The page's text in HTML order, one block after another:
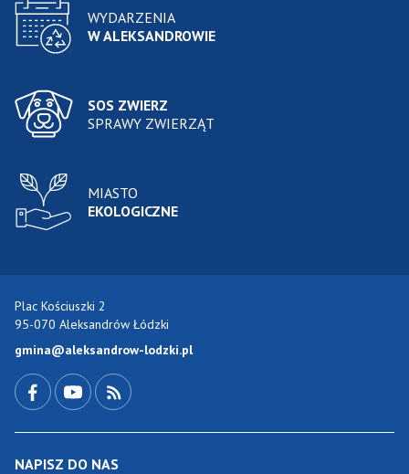
WYDARZENIA
W ALEKSANDROWIE
SOS ZWIERZ
SPRAWY ZWIERZĄT
MIASTO
EKOLOGICZNE
Plac Kościuszki 2
95-070 Aleksandrów Łódzki
gmina@aleksandrow-lodzki.pl
NAPISZ DO NAS